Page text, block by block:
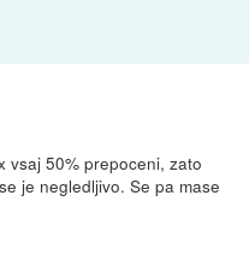
vsaj 50% prepoceni, zato
je negledljivo. Se pa mase